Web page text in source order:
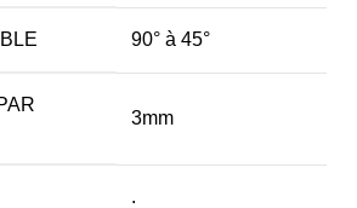
90° à 45°
3mm
.